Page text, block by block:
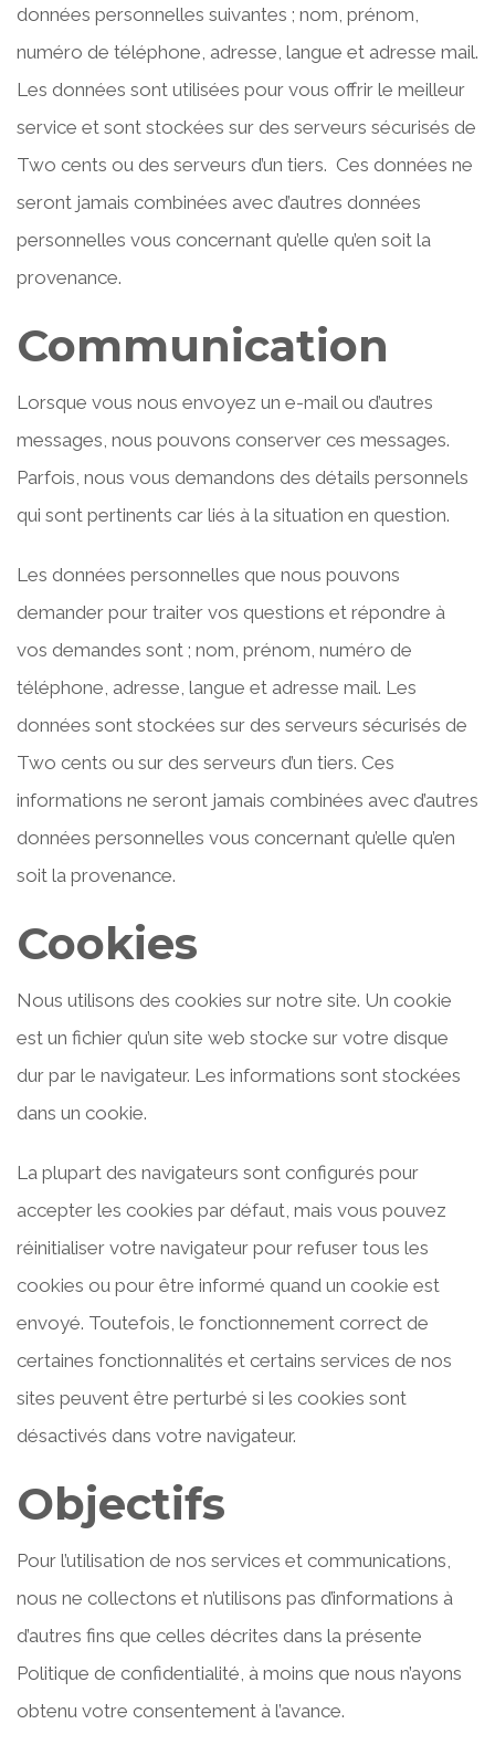
données personnelles suivantes ; nom, prénom,
numéro de téléphone, adresse, langue et adresse mail.
Les données sont utilisées pour vous offrir le meilleur
service et sont stockées sur des serveurs sécurisés de
Two cents ou des serveurs d’un tiers. Ces données ne
seront jamais combinées avec d’autres données
personnelles vous concernant qu’elle qu’en soit la
provenance.
Communication
Lorsque vous nous envoyez un e-mail ou d’autres
messages, nous pouvons conserver ces messages.
Parfois, nous vous demandons des détails personnels
qui sont pertinents car liés à la situation en question.
Les données personnelles que nous pouvons
demander pour traiter vos questions et répondre à
vos demandes sont ; nom, prénom, numéro de
téléphone, adresse, langue et adresse mail. Les
données sont stockées sur des serveurs sécurisés de
Two cents ou sur des serveurs d’un tiers. Ces
informations ne seront jamais combinées avec d’autres
données personnelles vous concernant qu’elle qu’en
soit la provenance.
Cookies
Nous utilisons des cookies sur notre site. Un cookie
est un fichier qu’un site web stocke sur votre disque
dur par le navigateur. Les informations sont stockées
dans un cookie.
La plupart des navigateurs sont configurés pour
accepter les cookies par défaut, mais vous pouvez
réinitialiser votre navigateur pour refuser tous les
cookies ou pour être informé quand un cookie est
envoyé. Toutefois, le fonctionnement correct de
certaines fonctionnalités et certains services de nos
sites peuvent être perturbé si les cookies sont
désactivés dans votre navigateur.
Objectifs
Pour l’utilisation de nos services et communications,
nous ne collectons et n’utilisons pas d’informations à
d’autres fins que celles décrites dans la présente
Politique de confidentialité, à moins que nous n’ayons
obtenu votre consentement à l’avance.